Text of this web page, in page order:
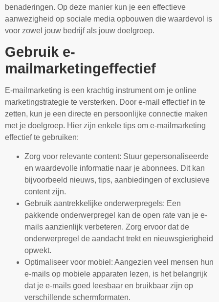
benaderingen. Op deze manier kun je een effectieve
aanwezigheid op sociale media opbouwen die waardevol is
voor zowel jouw bedrijf als jouw doelgroep.
Gebruik e-
mailmarketingeffectief
E-mailmarketing is een krachtig instrument om je online
marketingstrategie te versterken. Door e-mail effectief in te
zetten, kun je een directe en persoonlijke connectie maken
met je doelgroep. Hier zijn enkele tips om e-mailmarketing
effectief te gebruiken:
Zorg voor relevante content: Stuur gepersonaliseerde
en waardevolle informatie naar je abonnees. Dit kan
bijvoorbeeld nieuws, tips, aanbiedingen of exclusieve
content zijn.
Gebruik aantrekkelijke onderwerpregels: Een
pakkende onderwerpregel kan de open rate van je e-
mails aanzienlijk verbeteren. Zorg ervoor dat de
onderwerpregel de aandacht trekt en nieuwsgierigheid
opwekt.
Optimaliseer voor mobiel: Aangezien veel mensen hun
e-mails op mobiele apparaten lezen, is het belangrijk
dat je e-mails goed leesbaar en bruikbaar zijn op
verschillende schermformaten.